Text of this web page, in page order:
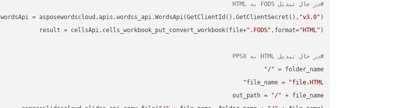
#در حال تبدیل FODS به HTML
wordsApi = asposewordscloud.apis.wordss_api.WordsApi(GetClientId(),GetClientSecret(), "v3.0"
result = cellsApi.cells_workbook_put_convert_workbook(file+".FODS" ,format="HTML"
#در حال تبدیل HTML به PPSX
folder_name =
"/"
file_name =
"file.HTML"
out_path =
"/"